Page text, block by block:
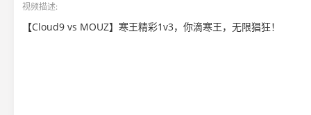
视频描述:
【Cloud9 vs MOUZ】寒王精彩1v3，你滴寒王，无限猖狂！